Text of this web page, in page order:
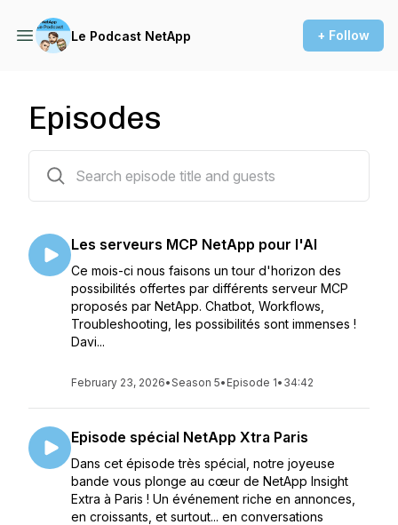
Le Podcast NetApp + Follow
Episodes
Les serveurs MCP NetApp pour l'AI
Ce mois-ci nous faisons un tour d'horizon des
possibilités offertes par différents serveur MCP
proposés par NetApp. Chatbot, Workflows,
Troubleshooting, les possibilités sont immenses !
Davi...
February 23, 2026•Season 5• Episode 1• 34:42
Episode spécial NetApp Xtra Paris
Dans cet épisode très spécial, notre joyeuse
bande vous plonge au cœur de NetApp Insight
Extra à Paris ! Un événement riche en annonces,
en croissants, et surtout... en conversations